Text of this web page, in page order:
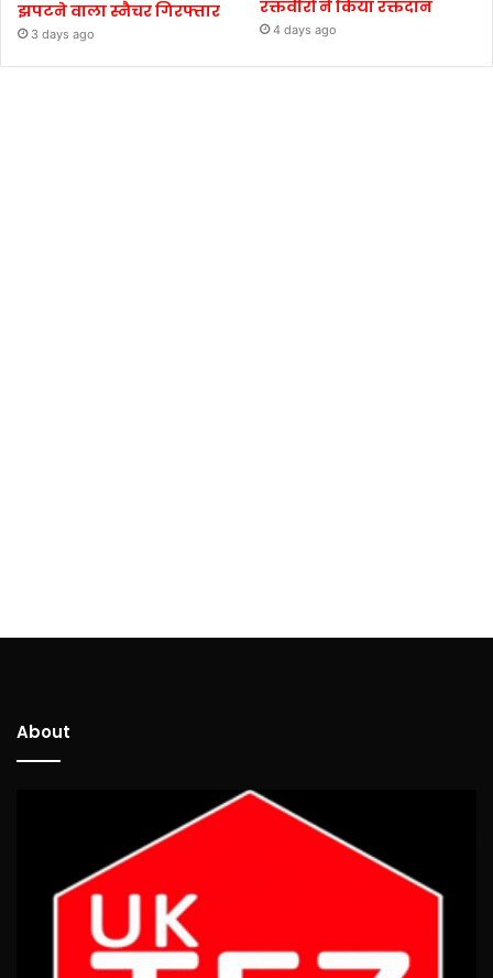
झपटने वाला स्नैचर गिरफ्तार
3 days ago
रक्तवीरों ने किया रक्तदान
4 days ago
About